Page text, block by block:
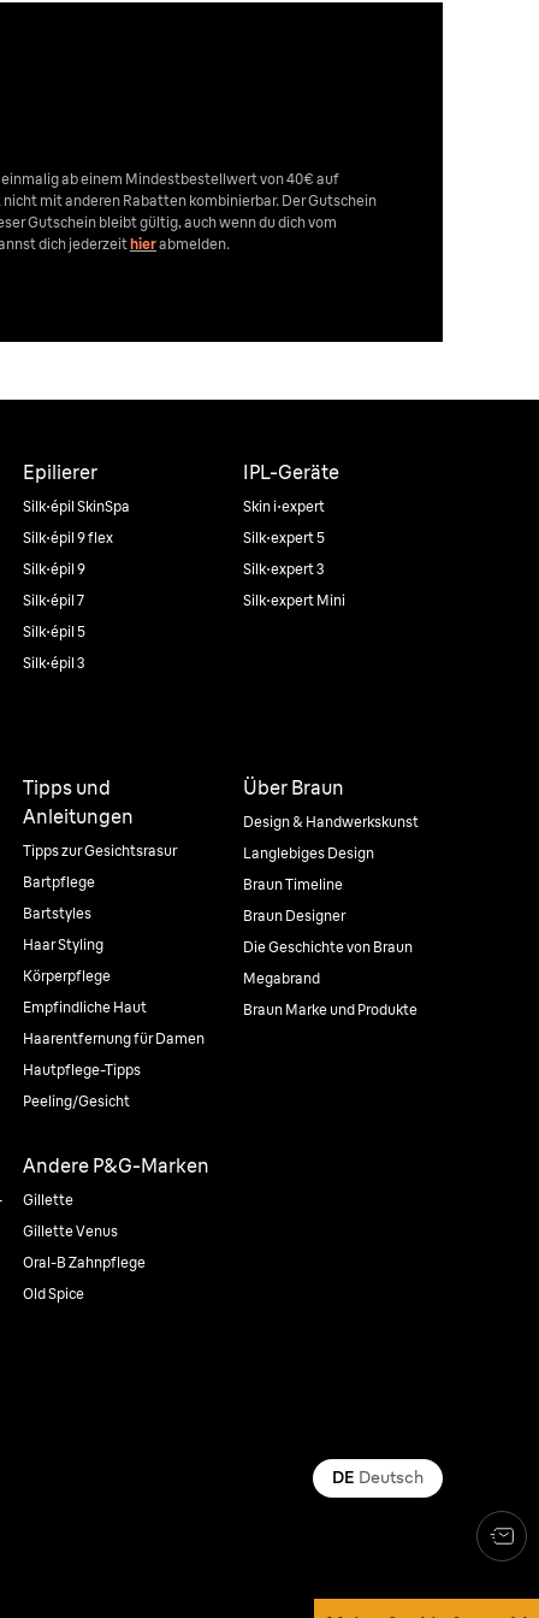
ab einem Mindestbestellwert von 40€ auf
nicht mit anderen Rabatten kombinierbar. Der Gutschein
Gutschein bleibt gültig, auch wenn du dich vom
dich jederzeithierabmelden.
Epilierer
Silk·épil SkinSpa
Silk·épil 9 flex
Silk·épil 9
Silk·épil 7
Silk·épil 5
Silk·épil 3
IPL-Geräte
Skin i·expert
Silk·expert 5
Silk·expert 3
Silk·expert Mini
Tipps und
Anleitungen
Tipps zur Gesichtsrasur
Bartpflege
Bartstyles
Haar Styling
Körperpflege
Empfindliche Haut
Haarentfernung für Damen
Hautpflege-Tipps
Peeling/Gesicht
Über Braun
Design & Handwerkskunst
Langlebiges Design
Braun Timeline
Braun Designer
Die Geschichte von Braun
Megabrand
Braun Marke und Produkte
Andere P&G-Marken
Gillette
Gillette Venus
Oral-B Zahnpflege
Old Spice
DE Deutsch